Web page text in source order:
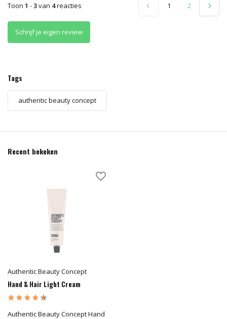
Toon 1 -3van 4reacties 1 2
Schrijf je eigen review
Tags
authentic beauty concept
Recent bekeken
Authentic Beauty Concept
Hand & Hair Light Cream
Authentic Beauty Concept Hand